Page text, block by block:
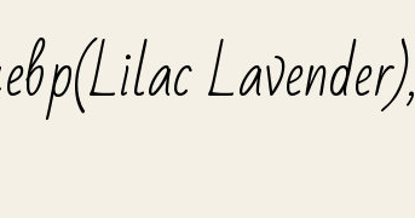
Lavender),